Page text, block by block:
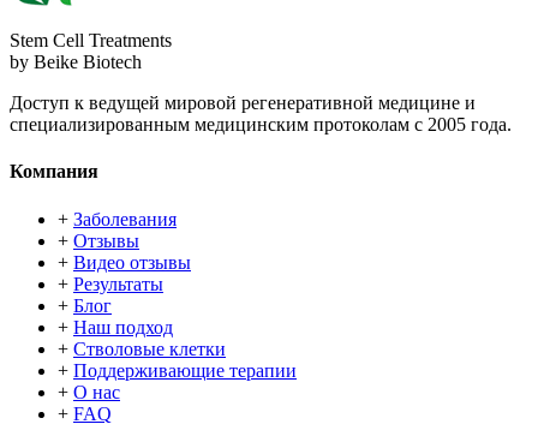
Stem Cell Treatments
by Beike Biotech
Доступ к ведущей мировой регенеративной медицине и
специализированным медицинским протоколам с 2005 года.
Компания
+ Заболевания
+ Отзывы
+ Видео отзывы
+ Результаты
+ Блог
+ Наш подход
+ Стволовые клетки
+ Поддерживающие терапии
+ О нас
+ FAQ